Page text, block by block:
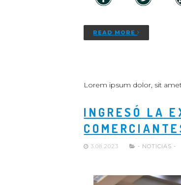
READ MORE
Lorem ipsum dolor, sit
INGRESÓ LA
3.08.2023 - NOTICIAS -